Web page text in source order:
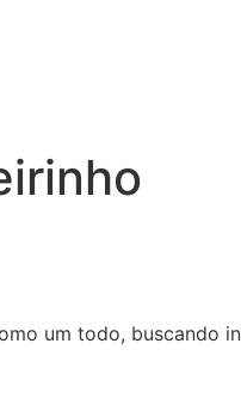
um todo, buscando